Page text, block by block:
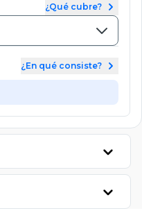
¿Qué cubre?
¿En qué consiste?